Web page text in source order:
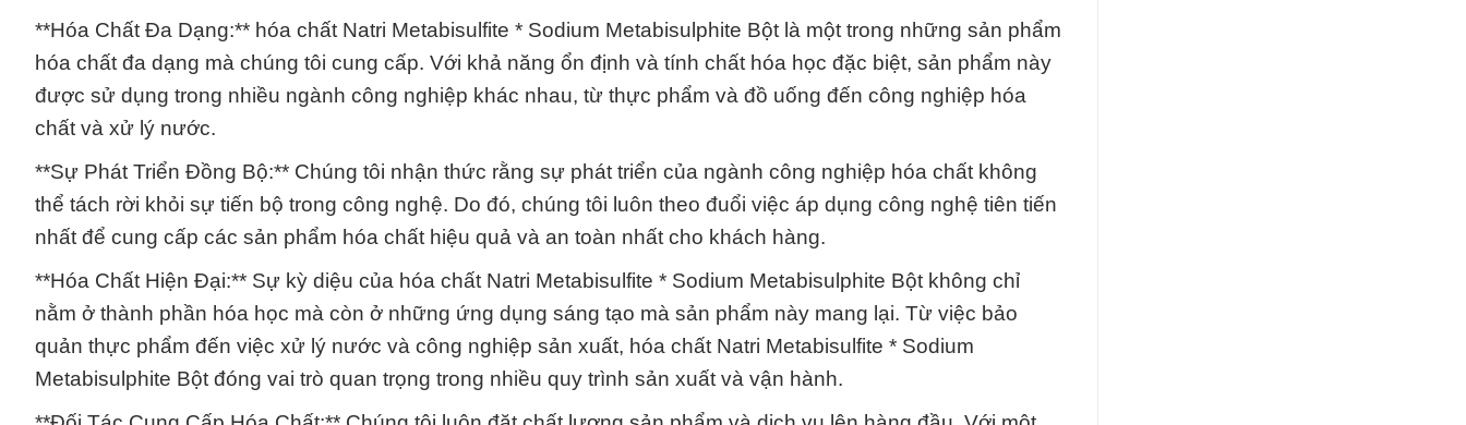
**Hóa Chất Đa Dạng:** hóa chất Natri Metabisulfite * Sodium Metabisulphite Bột là một trong những sản phẩm
hóa chất đa dạng mà chúng tôi cung cấp. Với khả năng ổn định và tính chất hóa học đặc biệt, sản phẩm này
được sử dụng trong nhiều ngành công nghiệp khác nhau, từ thực phẩm và đồ uống đến công nghiệp hóa
chất và xử lý nước.
**Sự Phát Triển Đồng Bộ:** Chúng tôi nhận thức rằng sự phát triển của ngành công nghiệp hóa chất không
thể tách rời khỏi sự tiến bộ trong công nghệ. Do đó, chúng tôi luôn theo đuổi việc áp dụng công nghệ tiên tiến
nhất để cung cấp các sản phẩm hóa chất hiệu quả và an toàn nhất cho khách hàng.
**Hóa Chất Hiện Đại:** Sự kỳ diệu của hóa chất Natri Metabisulfite * Sodium Metabisulphite Bột không chỉ
nằm ở thành phần hóa học mà còn ở những ứng dụng sáng tạo mà sản phẩm này mang lại. Từ việc bảo
quản thực phẩm đến việc xử lý nước và công nghiệp sản xuất, hóa chất Natri Metabisulfite * Sodium
Metabisulphite Bột đóng vai trò quan trọng trong nhiều quy trình sản xuất và vận hành.